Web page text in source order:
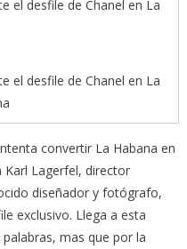
el desfile de Chanel en La
convertir La Habana en
Karl Lagerfel, director
diseñador y fotógrafo,
exclusivo. Llega a esta
mas que por la